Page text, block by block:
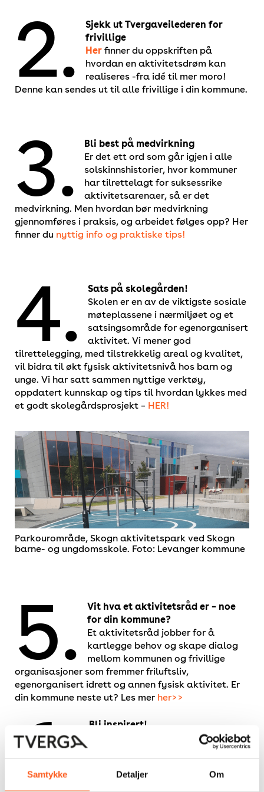
Samtykke Detaljer Om
2.
Sjekk ut Tvergaveilederen for
frivillige
Her finner du oppskriften på
hvordan en aktivitetsdrøm kan
realiseres -fra idé til mer moro!
Denne kan sendes ut til alle frivillige i din kommune.
3.
Bli best på medvirkning
Er det ett ord som går igjen i alle
solskinnshistorier, hvor kommuner
har tilrettelagt for suksessrike
aktivitetsarenaer, så er det
medvirkning. Men hvordan bør medvirkning
gjennomføres i praksis, og arbeidet følges opp? Her
finner du nyttig info og praktiske tips!
4.
Sats på skolegården!
Skolen er en av de viktigste sosiale
møteplassene i nærmiljøet og et
satsingsområde for egenorganisert
aktivitet. Vi mener god
tilrettelegging, med tilstrekkelig areal og kvalitet,
vil bidra til økt fysisk aktivitetsnivå hos barn og
unge. Vi har satt sammen nyttige verktøy,
oppdatert kunnskap og tips til hvordan lykkes med
et godt skolegårdsprosjekt – HER!
Parkourområde, Skogn aktivitetspark ved Skogn
barne- og ungdomsskole. Foto: Levanger kommune
5.
Vit hva et aktivitetsråd er – noe
for din kommune?
Et aktivitetsråd jobber for å
kartlegge behov og skape dialog
mellom kommunen og frivillige
organisasjoner som fremmer friluftsliv,
egenorganisert idrett og annen fysisk aktivitet. Er
din kommune neste ut? Les mer her>>
6.
Bli inspirert!
Aldri feil å se hva andre har gjort
før deg! Kanskje du får en aha-
anleggstyper, design, utforming og
kreative løsninger. Se